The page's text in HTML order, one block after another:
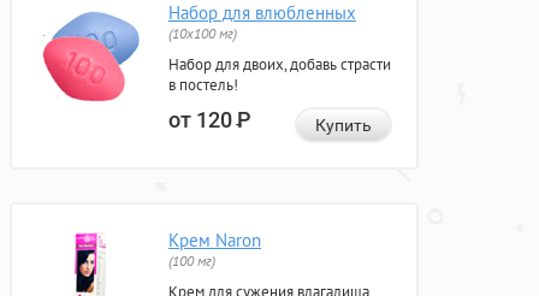
Набор для влюбленных
(10х100 мг)
Набор для двоих, добавь страсти
в постель!
от 120Р Купить
Крем Naron
(100 мг)